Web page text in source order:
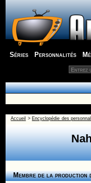
Séries Personnalités
Accueil > Encyclopédie des
Membre de la production